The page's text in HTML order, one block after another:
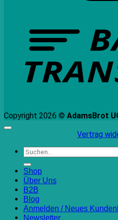
Copyright 2026 © AdamsBrot
Vertrag
Suchen
nach:
Shop
Über Uns
B2B
Blog
Anmelden / Neues
Newsletter